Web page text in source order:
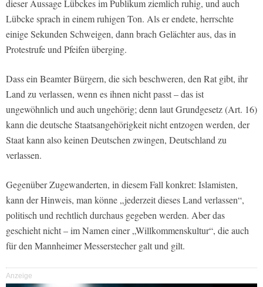
dieser Aussage Lübckes im Publikum ziemlich ruhig, und auch
Lübcke sprach in einem ruhigen Ton. Als er endete, herrschte
einige Sekunden Schweigen, dann brach Gelächter aus, das in
Protestrufe und Pfeifen überging.
Dass ein Beamter Bürgern, die sich beschweren, den Rat gibt, ihr
Land zu verlassen, wenn es ihnen nicht passt – das ist
ungewöhnlich und auch ungehörig; denn laut Grundgesetz (Art. 16)
kann die deutsche Staatsangehörigkeit nicht entzogen werden, der
Staat kann also keinen Deutschen zwingen, Deutschland zu
verlassen.
Gegenüber Zugewanderten, in diesem Fall konkret: Islamisten,
kann der Hinweis, man könne „jederzeit dieses Land verlassen“,
politisch und rechtlich durchaus gegeben werden. Aber das
geschieht nicht – im Namen einer „Willkommenskultur“, die auch
für den Mannheimer Messerstecher galt und gilt.
Anzeige